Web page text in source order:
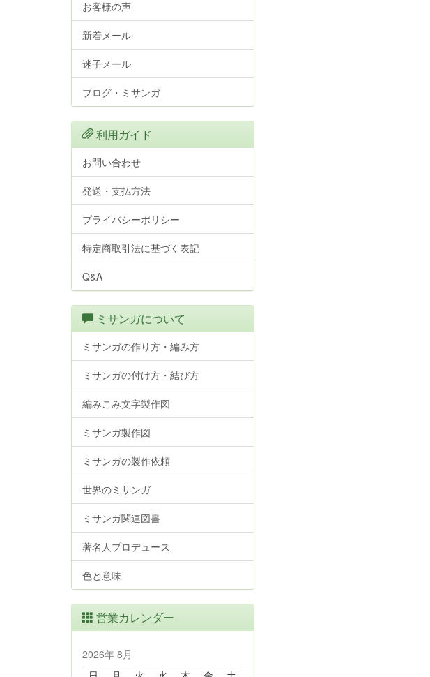
お客様の声
新着メール
迷子メール
ブログ・ミサンガ
利用ガイド
お問い合わせ
発送・支払方法
プライバシーポリシー
特定商取引法に基づく表記
Q&A
ミサンガについて
ミサンガの作り方・編み方
ミサンガの付け方・結び方
編みこみ文字製作図
ミサンガ製作図
ミサンガの製作依頼
世界のミサンガ
ミサンガ関連図書
著名人プロデュース
色と意味
営業カレンダー
2026年 8月